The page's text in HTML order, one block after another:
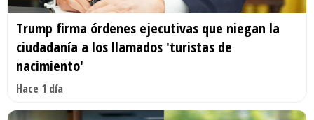
Trump firma órdenes ejecutivas que niegan la
ciudadanía a los llamados 'turistas de
nacimiento'
Hace 1 día